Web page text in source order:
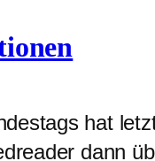
hat
dann